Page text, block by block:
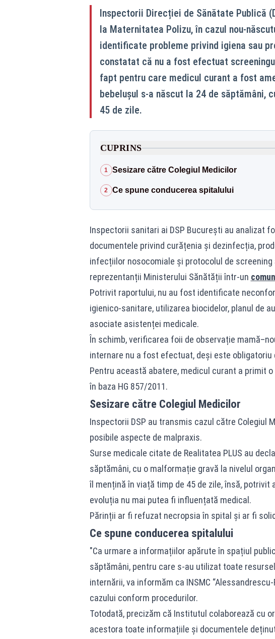
Inspectorii Direcției de Sănătate Publică
la Maternitatea Polizu, în cazul
identificate probleme privind igiena sau
constatat că nu a fost efectuat
fapt pentru care medicul curant a fost
bebelușul s‑a născut la 24 de
45 de zile.
CUPRINS
1 Sesizare către Colegiul Medicilor
2 Ce spune conducerea spitalului
Inspectorii sanitari ai DSP București au analizat
documentele privind curățenia și dezinfecția,
infecțiilor nosocomiale și protocolul de
reprezentanții Ministerului Sănătății într-un
Potrivit raportului, nu au fost identificate
igienico‑sanitare, utilizarea biocidelor, planul de
asociate asistenței medicale.
În schimb, verificarea foii de observație
internare nu a fost efectuat, deși este
Pentru această abatere, medicul curant a primit
în baza HG 857/2011.
Sesizare către Colegiul Medicilor
Inspectorii DSP au transmis cazul către Colegiul
posibile aspecte de malpraxis.
Surse medicale citate de Realitatea PLUS au
săptămâni, cu o malformație gravă la nivelul
îl mențină în viață timp de 45 de zile, însă,
evoluția nu mai putea fi influențată medical.
Părinții ar fi refuzat necropsia în spital și ar fi
Ce spune conducerea spitalului
"Ca urmare a informațiilor apărute în spațiul
săptămâni, pentru care s-au utilizat toate
internării, va informăm ca INSMC
cazului conform procedurilor.
Totodată, precizăm că Institutul colaborează cu
acestora toate informațiile și documentele